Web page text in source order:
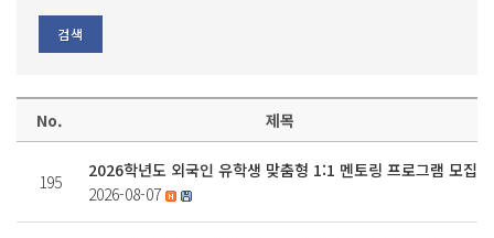
No. 제목
195
2026학년도 외국인 유학생 맞춤형 1:1 멘토링 프로그램 모집
2026-08-07